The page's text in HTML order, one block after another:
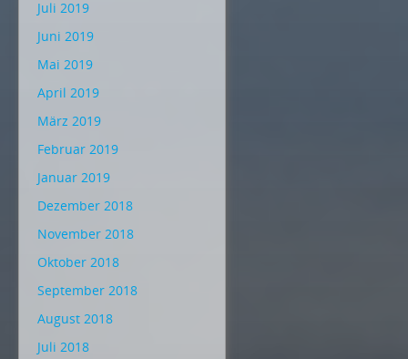
Juli 2019
Juni 2019
Mai 2019
April 2019
März 2019
Februar 2019
Januar 2019
Dezember 2018
November 2018
Oktober 2018
September 2018
August 2018
Juli 2018